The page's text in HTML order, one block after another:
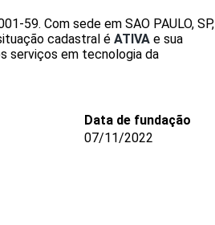
59. Com sede em SAO PAULO, SP,
cadastral é ATIVA e sua
serviços em tecnologia da
Data de fundação
07/11/2022